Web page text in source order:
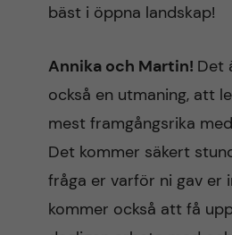
bäst i öppna landskap!
Annika och Martin! Det
också en utmaning, att
mest framgångsrika
Det kommer säkert
fråga er varför ni gav er
kommer också att få